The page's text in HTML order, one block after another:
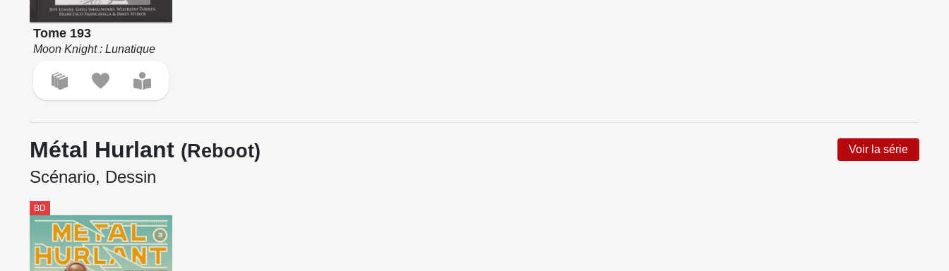
Tome 193
Moon Knight : Lunatique
Métal Hurlant (Reboot) Voir la série
Scénario, Dessin
BD